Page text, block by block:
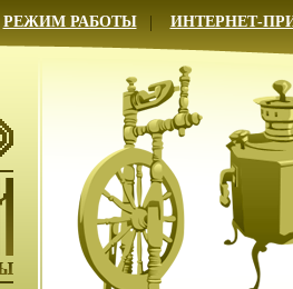
РЕЖИМ РАБОТЫ ИНТЕРНЕТ-